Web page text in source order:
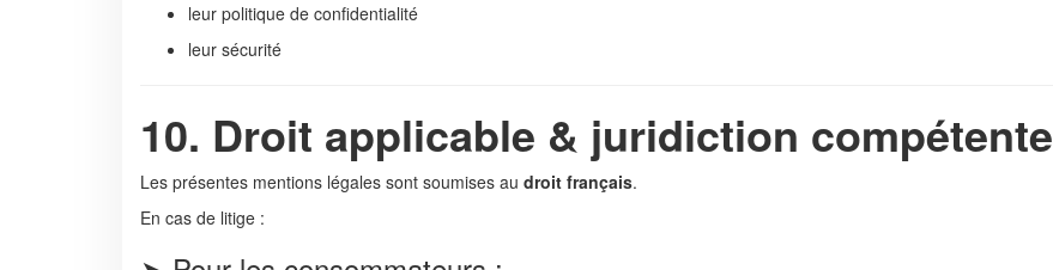
leur politique de confidentialité
leur sécurité
10. Droit applicable & juridiction compétente
Les présentes mentions légales sont soumises au droit français.
En cas de litige :